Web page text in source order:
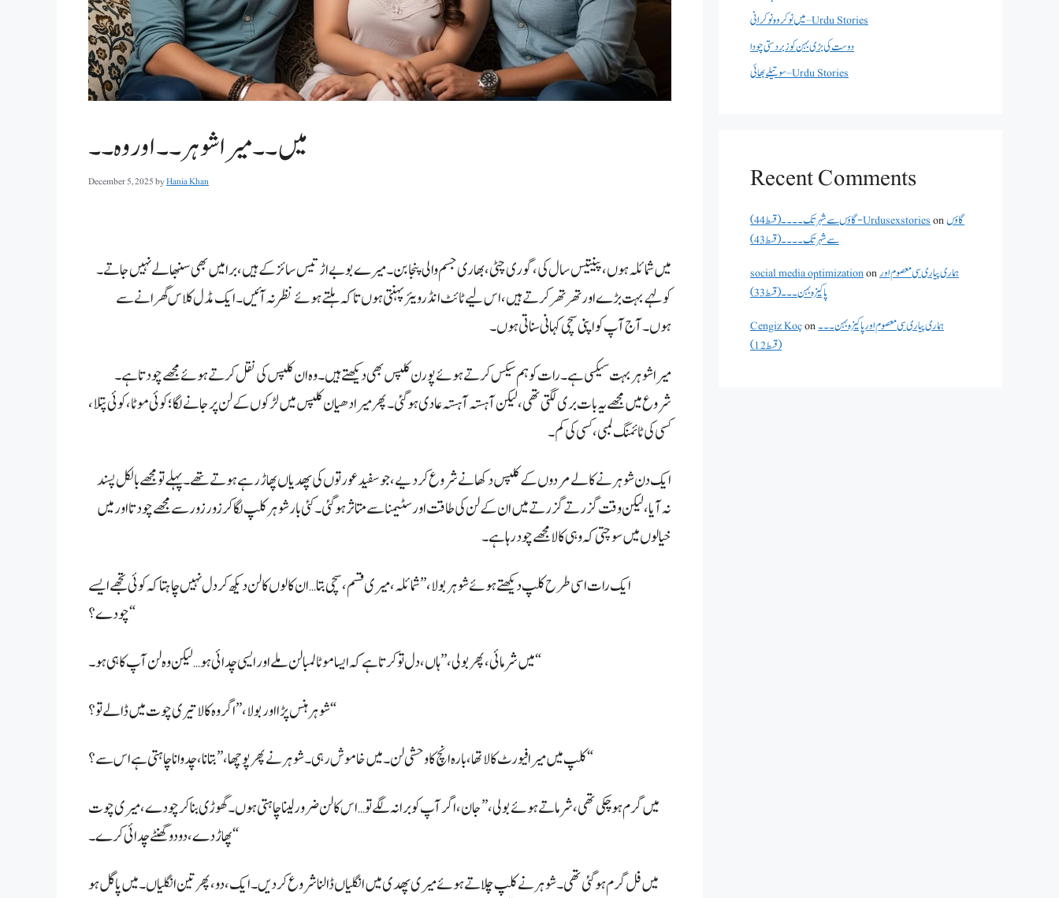
میں ۔۔میرا شوہر۔۔اور وہ ۔۔
December 5, 2025byHania Khan
میں شمائلہ ہوں، پینتیس سال کی، گوری چٹی، بھاری جسم والی پنجابن۔ میرے بوبے اڑتیس سائز کے ہیں، برا میں بھی سنبھالے نہیں جاتے۔
کولہے بہت بڑے اور تھر تھر کرتے ہیں، اس لیے ٹائٹ انڈرویئر پہنتی ہوں تاکہ ہلتے ہوئے نظر نہ آئیں۔ ایک مڈل کلاس گھرانے سے
ہوں۔ آج آپ کو اپنی سچی کہانی سناتی ہوں۔
میرا شوہر بہت سیکسی ہے۔ رات کو ہم سیکس کرتے ہوئے پورن کلپس بھی دیکھتے ہیں۔ وہ ان کلپس کی نقل کرتے ہوئے مجھے چودتا ہے۔
شروع میں مجھے یہ بات بری لگتی تھی، لیکن آہستہ آہستہ عادی ہو گئی۔ پھر میرا دھیان کلپس میں لڑکوں کے لن پر جانے لگا؛ کوئی موٹا، کوئی پتلا،
کسی کی ٹائمنگ لمبی، کسی کی کم۔
ایک دن شوہر نے کالے مردوں کے کلپس دکھانے شروع کر دیے، جو سفید عورتوں کی پھدیاں پھاڑ رہے ہوتے تھے۔ پہلے تو مجھے بالکل پسند
نہ آیا، لیکن وقت گزرتے گزرتے میں ان کے لن کی طاقت اور سٹیمنا سے متاثر ہو گئی۔ کئی بار شوہر کلپ لگا کر زور زور سے مجھے چودتا اور میں
خیالوں میں سوچتی کہ وہی کالا مجھے چود رہا ہے۔
ایک رات اسی طرح کلپ دیکھتے ہوئے شوہر بولا، ”شمائلہ، میری قسم، سچی بتا… ان کالوں کا لن دیکھ کر دل نہیں چاہتا کہ کوئی تجھے ایسے
چودے؟“
میں شرمائی، پھر بولی، ”ہاں، دل تو کرتا ہے کہ ایسا موٹا لمبا لن ملے اور ایسی چدائی ہو… لیکن وہ لن آپ کا ہی ہو۔“
شوہر ہنس پڑا اور بولا، ”اگر وہ کالا تیری چوت میں ڈالے تو؟“
کلپ میں میرا فیورٹ کالا تھا، بارہ انچ کا وحشی لن۔ میں خاموش رہی۔ شوہر نے پھر پوچھا، ”بتا نا، چدوانا چاہتی ہے اس سے؟“
میں گرم ہو چکی تھی، شرماتے ہوئے بولی، ”جان، اگر آپ کو برا نہ لگے تو… اس کا لن ضرور لینا چاہتی ہوں۔ گھوڑی بنا کر چودے، میری چوت
پھاڑ دے، دو دو گھنٹے چدائی کرے۔“
میں فل گرم ہو گئی تھی۔ شوہر نے کلپ چلاتے ہوئے میری پھدی میں انگلیاں ڈالنا شروع کر دیں۔ ایک، دو، پھر تین انگلیاں۔ میں پاگل ہو
میں نوکر وہ نوکرانی – Urdu Stories
دوست کی بڑی بہن کو زبردستی چودا
سوتیلے بھائی – Urdu Stories
Recent Comments
گاؤں سے شہر تک۔۔۔۔(قسط 44) - Urdusexstoriesonگاؤں
سے شہر تک۔۔۔۔(قسط 43)
social media optimizationonہماری پیاری سی معصوم اور
پاکیزہ بہن۔۔۔(قسط33)
Cengiz Koçonہماری پیاری سی معصوم اور پاکیزہ بہن۔۔۔
(قسط12)